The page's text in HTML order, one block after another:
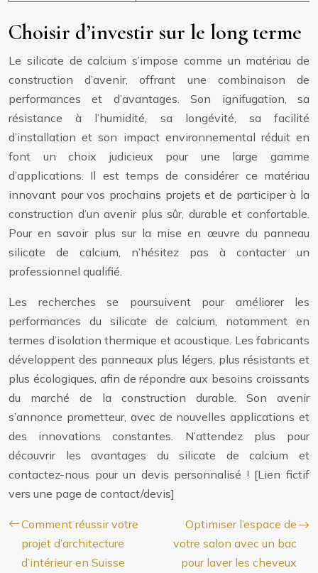
Choisir d’investir sur le long terme
Le silicate de calcium s’impose comme un matériau de
construction d’avenir, offrant une combinaison de
performances et d’avantages. Son ignifugation, sa
résistance à l’humidité, sa longévité, sa facilité
d’installation et son impact environnemental réduit en
font un choix judicieux pour une large gamme
d’applications. Il est temps de considérer ce matériau
innovant pour vos prochains projets et de participer à la
construction d’un avenir plus sûr, durable et confortable.
Pour en savoir plus sur la mise en œuvre du panneau
silicate de calcium, n’hésitez pas à contacter un
professionnel qualifié.
Les recherches se poursuivent pour améliorer les
performances du silicate de calcium, notamment en
termes d’isolation thermique et acoustique. Les fabricants
développent des panneaux plus légers, plus résistants et
plus écologiques, afin de répondre aux besoins croissants
du marché de la construction durable. Son avenir
s’annonce prometteur, avec de nouvelles applications et
des innovations constantes. N’attendez plus pour
découvrir les avantages du silicate de calcium et
contactez-nous pour un devis personnalisé ! [Lien fictif
vers une page de contact/devis]
Comment réussir votre
projet d’architecture
d’intérieur en Suisse
Optimiser l’espace de
votre salon avec un bac
pour laver les cheveux